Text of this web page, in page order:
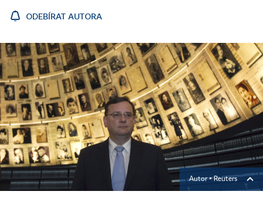
ODEBÍRAT AUTORA
Autor ▪Reuters